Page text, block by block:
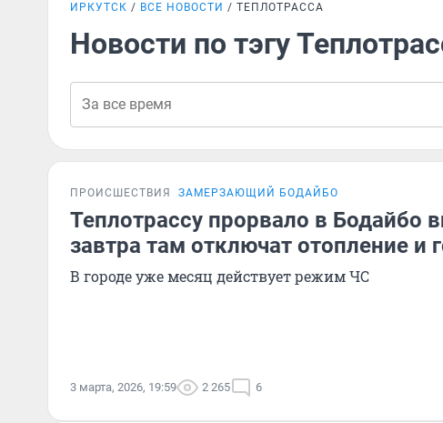
ИРКУТСК ВСЕ НОВОСТИ ТЕПЛОТРАССА
Новости по тэгу
ПРОИСШЕСТВИЯ ЗАМЕРЗАЮЩИЙ БОДАЙБО
Теплотрассу прорвало в Бодайбо
завтра там отключат отопление и
В городе уже месяц действует режим ЧС
3 марта, 2026, 19:59 2 265 6